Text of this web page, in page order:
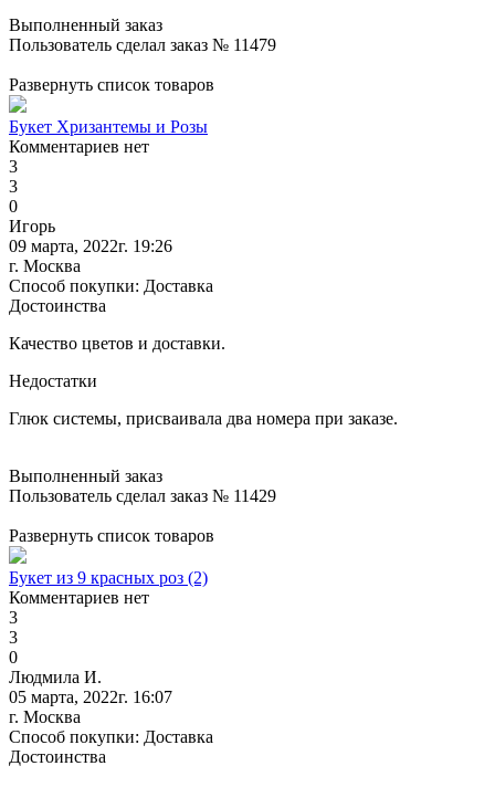
Выполненный заказ
Пользователь сделал заказ № 11479
Развернуть список товаров
Букет Хризантемы и Розы
Комментариев нет
3
3
0
Игорь
09 марта, 2022г. 19:26
г. Москва
Способ покупки: Доставка
Достоинства
Качество цветов и доставки.
Недостатки
Глюк системы, присваивала два номера при заказе.
Выполненный заказ
Пользователь сделал заказ № 11429
Развернуть список товаров
Букет из 9 красных роз (2)
Комментариев нет
3
3
0
Людмила И.
05 марта, 2022г. 16:07
г. Москва
Способ покупки: Доставка
Достоинства